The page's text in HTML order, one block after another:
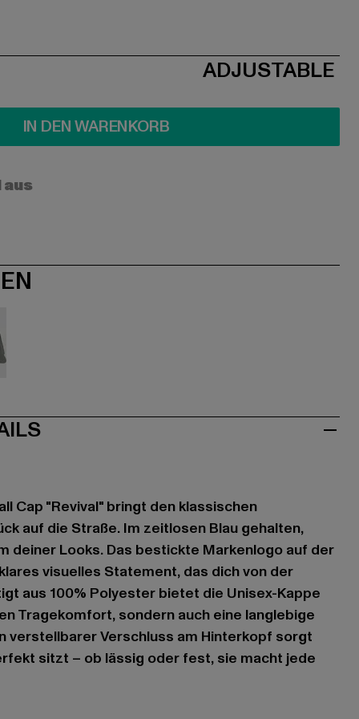
ADJUSTABLE
IN DEN WARENKORB
Cap "Revival" bringt den klassischen
auf die Straße. Im zeitlosen Blau gehalten,
deiner Looks. Das bestickte Markenlogo auf der
visuelles Statement, das dich von der
aus 100% Polyester bietet die Unisex-Kappe
Tragekomfort, sondern auch eine langlebige
verstellbarer Verschluss am Hinterkopf sorgt
sitzt – ob lässig oder fest, sie macht jede